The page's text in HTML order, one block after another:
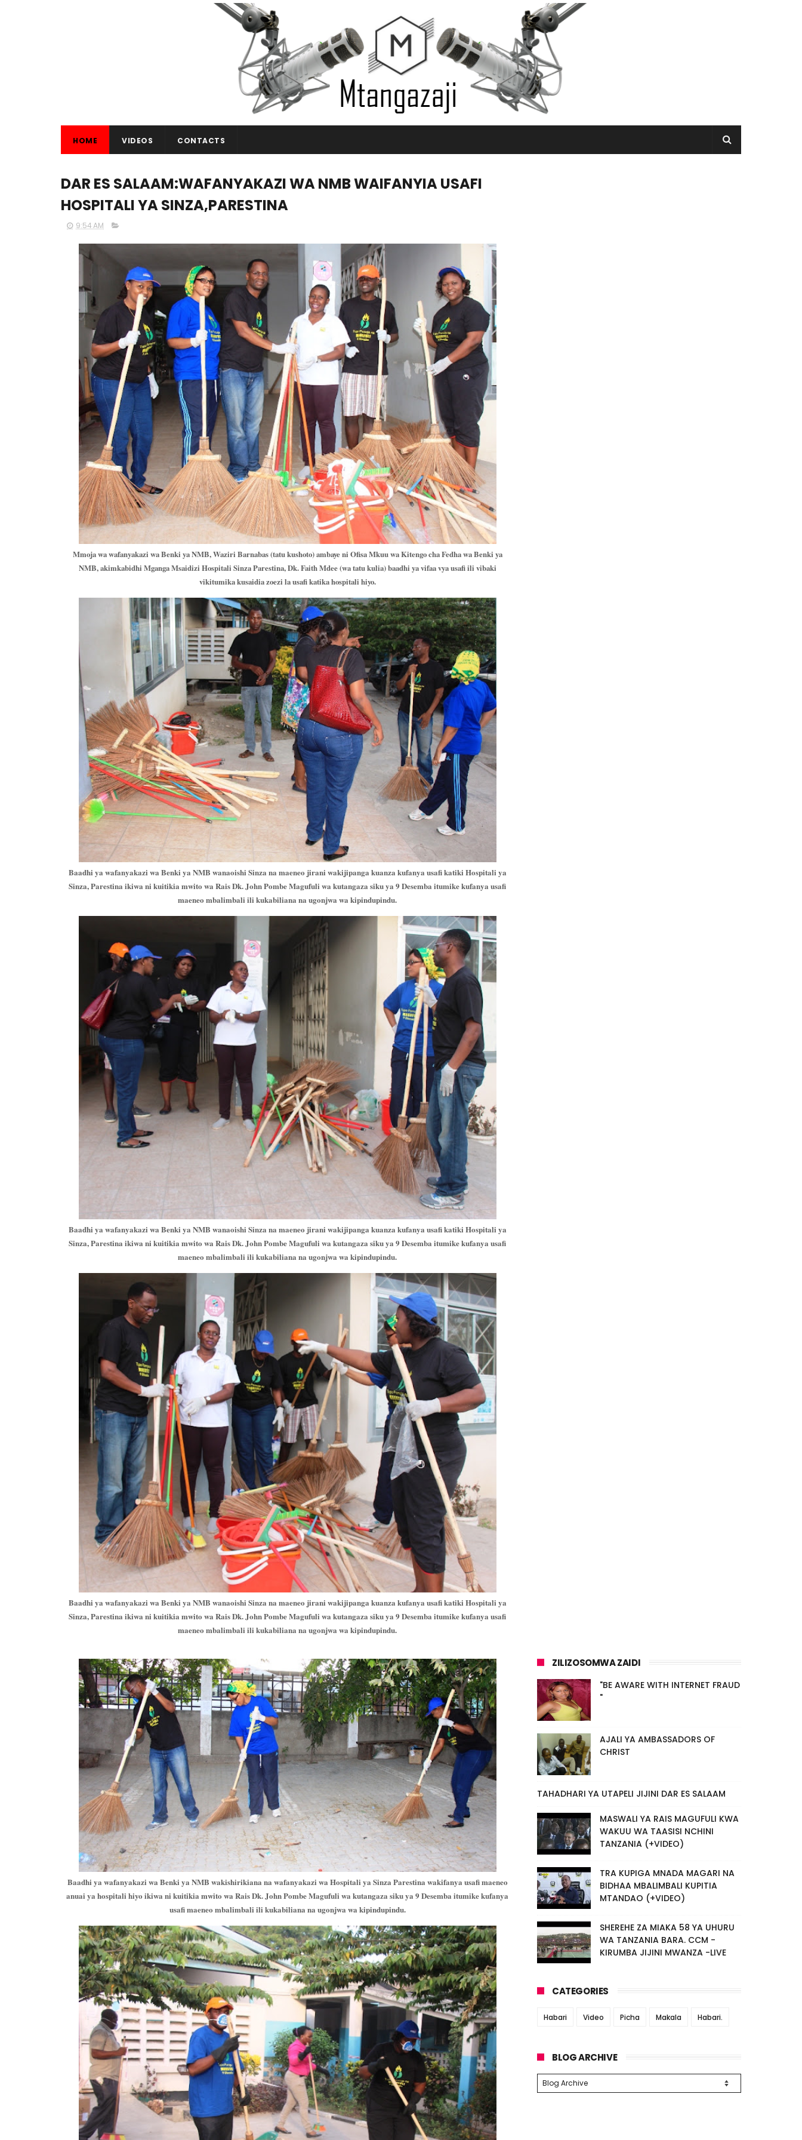
HOME VIDEOS CONTACTS
DAR ES SALAAM:WAFANYAKAZI WA NMB WAIFANYIA USAFI
HOSPITALI YA SINZA,PARESTINA
9:54 AM
Mmoja wa wafanyakazi wa Benki ya NMB, Waziri Barnabas (tatu kushoto) ambaye ni Ofisa Mkuu wa Kitengo cha Fedha wa Benki ya
NMB, akimkabidhi Mganga Msaidizi Hospitali Sinza Parestina, Dk. Faith Mdee (wa tatu kulia) baadhi ya vifaa vya usafi ili vibaki
vikitumika kusaidia zoezi la usafi katika hospitali hiyo.
Baadhi ya wafanyakazi wa Benki ya NMB wanaoishi Sinza na maeneo jirani wakijipanga kuanza kufanya usafi katiki Hospitali ya
Sinza, Parestina ikiwa ni kuitikia mwito wa Rais Dk. John Pombe Magufuli wa kutangaza siku ya 9 Desemba itumike kufanya usafi
maeneo mbalimbali ili kukabiliana na ugonjwa wa kipindupindu.
Baadhi ya wafanyakazi wa Benki ya NMB wanaoishi Sinza na maeneo jirani wakijipanga kuanza kufanya usafi katiki Hospitali ya
Sinza, Parestina ikiwa ni kuitikia mwito wa Rais Dk. John Pombe Magufuli wa kutangaza siku ya 9 Desemba itumike kufanya usafi
maeneo mbalimbali ili kukabiliana na ugonjwa wa kipindupindu.
Baadhi ya wafanyakazi wa Benki ya NMB wanaoishi Sinza na maeneo jirani wakijipanga kuanza kufanya usafi katiki Hospitali ya
Sinza, Parestina ikiwa ni kuitikia mwito wa Rais Dk. John Pombe Magufuli wa kutangaza siku ya 9 Desemba itumike kufanya usafi
maeneo mbalimbali ili kukabiliana na ugonjwa wa kipindupindu.
Baadhi ya wafanyakazi wa Benki ya NMB wakishirikiana na wafanyakazi wa Hospitali ya Sinza Parestina wakifanya usafi maeneo
anuai ya hospitali hiyo ikiwa ni kuitikia mwito wa Rais Dk. John Pombe Magufuli wa kutangaza siku ya 9 Desemba itumike kufanya
usafi maeneo mbalimbali ili kukabiliana na ugonjwa wa kipindupindu.
ZILIZOSOMWA ZAIDI
"BE AWARE WITH INTERNET FRAUD
"
AJALI YA AMBASSADORS OF
CHRIST
TAHADHARI YA UTAPELI JIJINI DAR ES SALAAM
MASWALI YA RAIS MAGUFULI KWA
WAKUU WA TAASISI NCHINI
TANZANIA (+VIDEO)
TRA KUPIGA MNADA MAGARI NA
BIDHAA MBALIMBALI KUPITIA
MTANDAO (+VIDEO)
SHEREHE ZA MIAKA 58 YA UHURU
WA TANZANIA BARA. CCM -
KIRUMBA JIJINI MWANZA -LIVE
CATEGORIES
Habari Video Picha Makala Habari.
BLOG ARCHIVE